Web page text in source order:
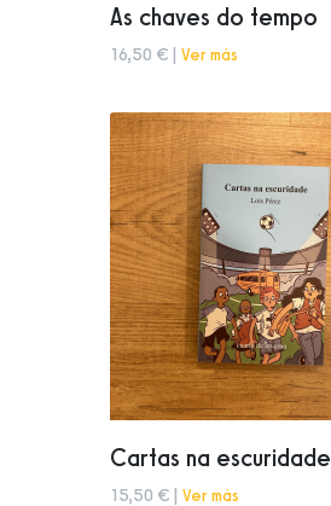
As chaves do tempo
16,50 € | Ver más
Cartas na escuridade
15,50 € | Ver más